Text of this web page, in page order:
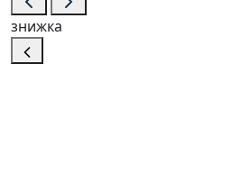
знижка